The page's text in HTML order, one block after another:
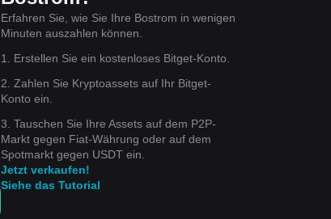
Erfahren Sie, wie Sie Ihre Bostrom in wenigen
Minuten auszahlen können.
1. Erstellen Sie ein kostenloses Bitget-Konto.
2. Zahlen Sie Kryptoassets auf Ihr Bitget-
Konto ein.
3. Tauschen Sie Ihre Assets auf dem P2P-
Markt gegen Fiat-Währung oder auf dem
Spotmarkt gegen USDT ein.
Jetzt verkaufen!
Siehe das Tutorial